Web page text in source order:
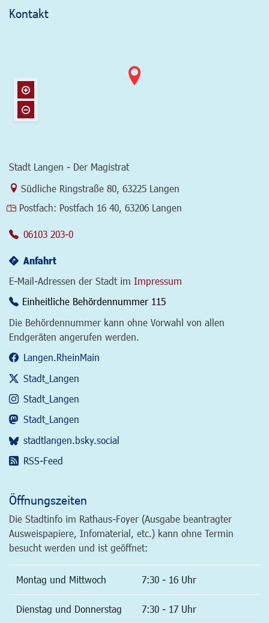
Kontakt
Stadt Langen - Der Magistrat
Link zur Google-Maps Navigation
Südliche Ringstraße 80 63225 Langen
Postfach: Postfach 16 40, 63206 Langen
06103 203-0
Anfahrt
E-Mail-Adressen der Stadt im Impressum
Einheitliche Behördennummer 115
Die Behördennummer kann ohne Vorwahl von allen
Endgeräten angerufen werden.
Langen.RheinMain
Stadt_Langen
Stadt_Langen
Stadt_Langen
stadtlangen.bsky.social
RSS-Feed
Öffnungszeiten
Die Stadtinfo im Rathaus-Foyer (Ausgabe beantragter
Ausweispapiere, Infomaterial, etc.) kann ohne Termin
besucht werden und ist geöffnet:
Montag und Mittwoch 7:30 - 16 Uhr
Dienstag und Donnerstag 7:30 - 17 Uhr